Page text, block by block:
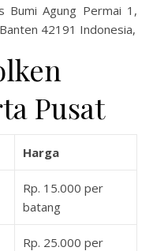
Bumi Agung Permai 1,
42191 Indonesia,
Pusat
Harga
Rp. 15.000 per
batang
Rp. 25.000 per